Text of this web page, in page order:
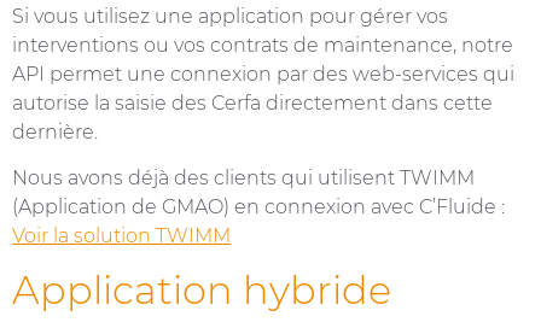
Si vous utilisez une application pour gérer vos
interventions ou vos contrats de maintenance, notre
API permet une connexion par des web-services qui
autorise la saisie des Cerfa directement dans cette
dernière.
Nous avons déjà des clients qui utilisent TWIMM
(Application de GMAO) en connexion avec C’Fluide :
Voir la solution TWIMM
Application hybride